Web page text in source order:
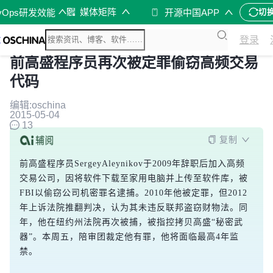
研发效能 媒体矩阵 开源中国APP 切
登录
前高盛程序员再次被定罪偷窃高频交易
代码
编辑:oschina
2015-05-04
13
复制
前高盛程序员SergeyAleynikov于2009年辞职后加入高频
交易公司，因将软件下载至家用电脑并上传至软件库，被
FBI以偷窃公司机密罪名逮捕。2010年他被定罪，但2012
年上诉法院推翻判决，认为其未违反联邦盗窃财物法。同
年，他在纽约州法院再次被捕，被指控拷贝高盛“秘密武
器”。本周五，陪审团裁定他有罪，他将面临最高4年监
禁。